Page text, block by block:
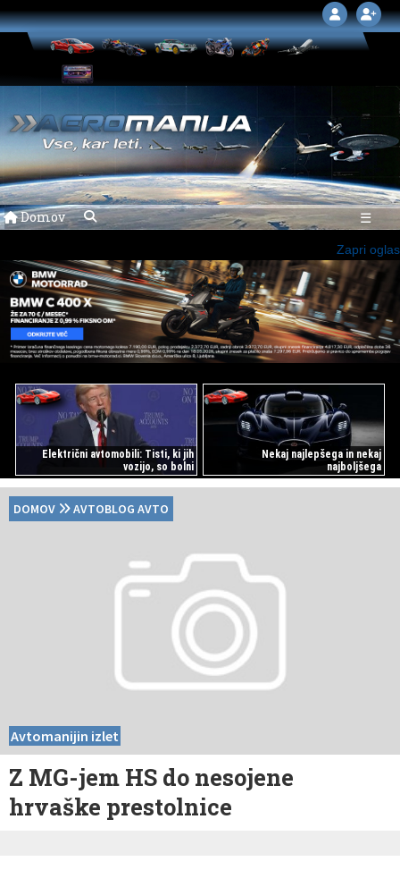
Domov ☰
Zapri oglas
Električni avtomobili: Tisti, ki jih
vozijo, so bolni
Nekaj najlepšega in nekaj
najboljšega
DOMOV AVTOBLOG AVTO
Avtomanijin izlet
Z MG-jem HS do nesojene
hrvaške prestolnice